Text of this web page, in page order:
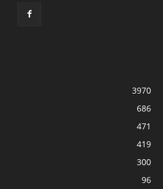
3970
686
471
419
300
96